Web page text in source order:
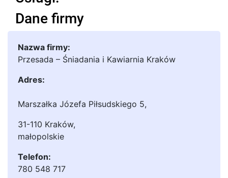
Dane firmy
Nazwa firmy:
Przesada – Śniadania i Kawiarnia Kraków
Adres:
Marszałka Józefa Piłsudskiego 5,
31-110 Kraków,
małopolskie
Telefon:
780 548 717